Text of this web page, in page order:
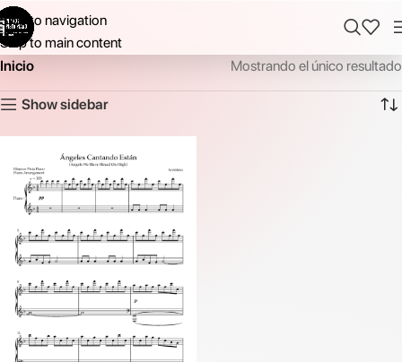
Skip to navigation
Skip to main content
Inicio
Mostrando el único resultado
Show sidebar